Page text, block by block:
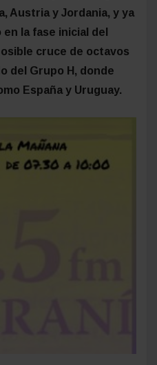
Austria y Jordania, y ya
la fase inicial del
cruce de octavos
del Grupo H, donde
España y Uruguay.